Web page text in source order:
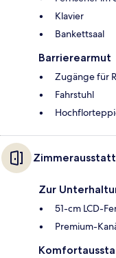
Klavier
Bankettsaal
Barrierearmut
Zugänge für
Fahrstuhl
Zur
51-cm LCD-
Premium-